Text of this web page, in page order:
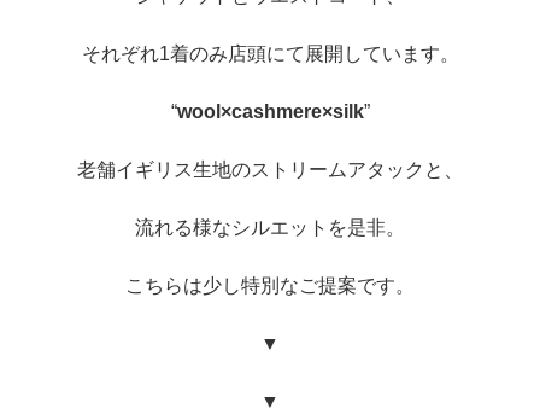
それぞれ1着のみ店頭にて展開しています。
“wool×cashmere×silk”
老舗イギリス生地のストリームアタックと、
流れる様なシルエットを是非。
こちらは少し特別なご提案です。
▼
▼